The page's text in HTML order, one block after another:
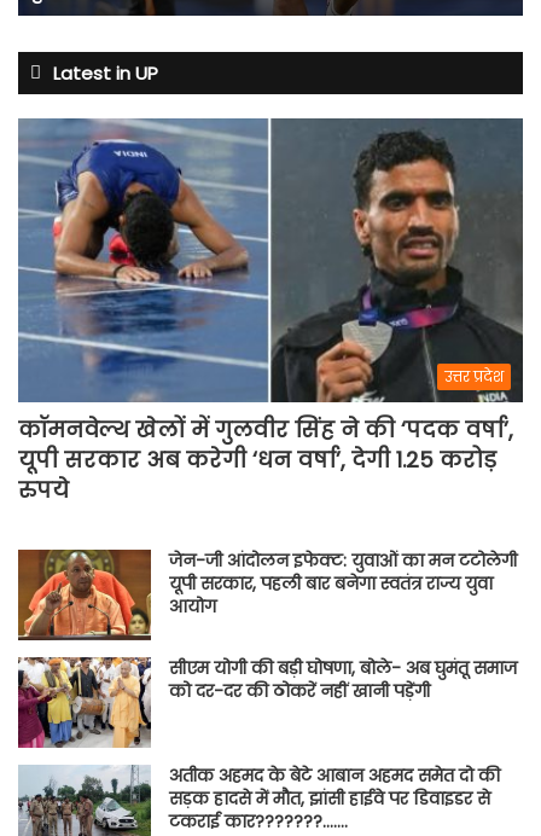
सख्त,
क्यों
बदले
नियम
Latest in UP
उत्तर प्रदेश
कॉमनवेल्थ खेलों में गुलवीर सिंह ने की ‘पदक वर्षा’,
यूपी सरकार अब करेगी ‘धन वर्षा’, देगी 1.25 करोड़
रुपये
जेन-जी आंदोलन इफेक्ट: युवाओं का मन टटोलेगी
यूपी सरकार, पहली बार बनेगा स्वतंत्र राज्य युवा
आयोग
सीएम योगी की बड़ी घोषणा, बोले- अब घुमंतू समाज
को दर-दर की ठोकरें नहीं खानी पड़ेंगी
अतीक अहमद के बेटे आबान अहमद समेत दो की
सड़क हादसे में मौत, झांसी हाईवे पर डिवाइडर से
टकराई कार???????…….